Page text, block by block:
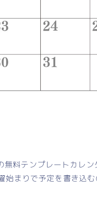
料テンプレートカレ
始まりで予定を書き込